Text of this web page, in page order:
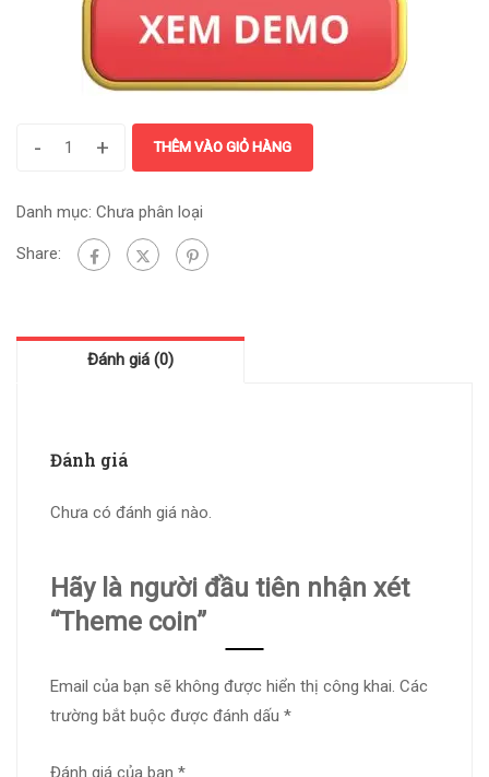
- + THÊM VÀO GIỎ HÀNG
Danh mục: Chưa phân loại
Share:
Đánh giá (0)
Đánh giá
Chưa có đánh giá nào.
Hãy là người đầu tiên nhận xét
“Theme coin”
Email của bạn sẽ không được hiển thị công khai. Các
trường bắt buộc được đánh dấu *
Đánh giá của bạn *